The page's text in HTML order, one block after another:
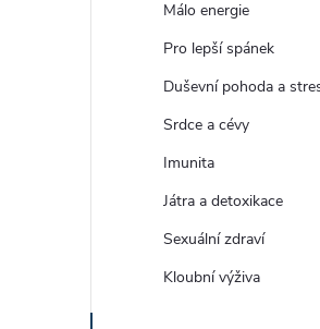
Málo energie
Pro lepší spánek
Duševní pohoda a
Srdce a cévy
Imunita
Játra a detoxikace
Sexuální zdraví
Kloubní výživa